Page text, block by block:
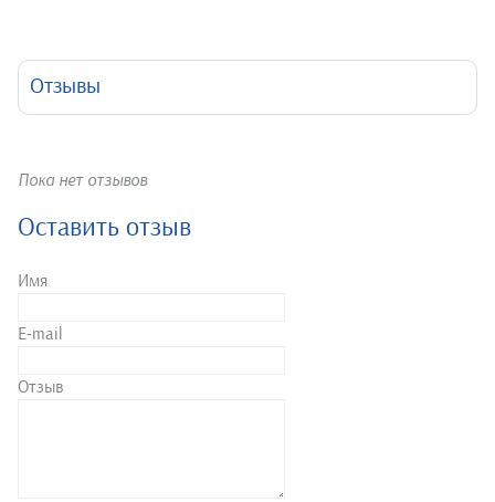
Отзывы
Пока нет отзывов
Оставить отзыв
Имя
E-mail
Отзыв